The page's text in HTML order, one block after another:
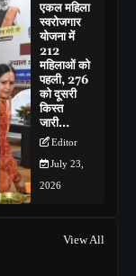
एकल महिला
स्वरोजगार
योजना में
212
महिलाओं को
पहली, 276
को दूसरी
किस्त
जारी…
Editor
July 23,
2026
View All